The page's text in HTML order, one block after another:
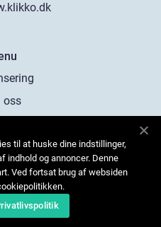
oss
oss
til at huske dine indstillinger,
indhold og annoncer. Denne
Ved fortsat brug af websiden